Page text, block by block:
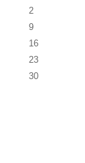
2
9
16
23
30